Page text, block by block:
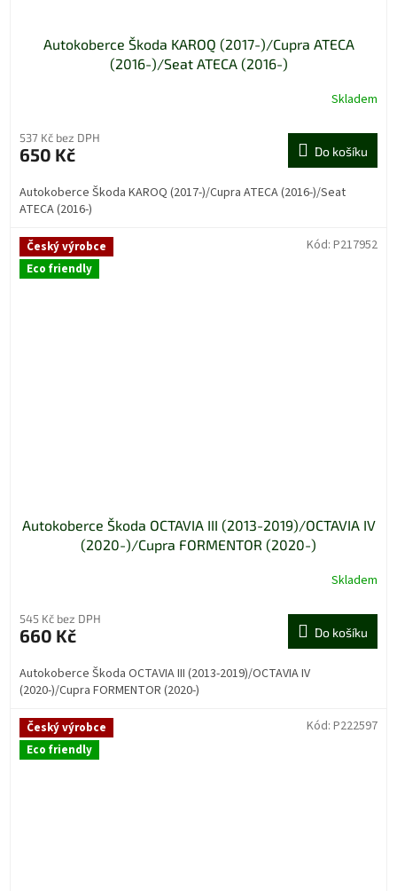
Autokoberce Škoda KAROQ (2017-)/Cupra ATECA
(2016-)/Seat ATECA (2016-)
produktu
je
z
5
hvězdiček.
Skladem
537 Kč bez DPH
650 Kč Do košíku
Autokoberce Škoda KAROQ (2017-)/Cupra ATECA (2016-)/Seat
ATECA (2016-)
Český výrobce
Eco friendly
Autokoberce Škoda OCTAVIA III (2013-2019)/OCTAVIA IV
(2020-)/Cupra FORMENTOR (2020-)
Skladem
545 Kč bez DPH
660 Kč Do košíku
Autokoberce Škoda OCTAVIA III (2013-2019)/OCTAVIA IV
(2020-)/Cupra FORMENTOR (2020-)
Kód: P217952
Český výrobce
Eco friendly
Kód: P222597